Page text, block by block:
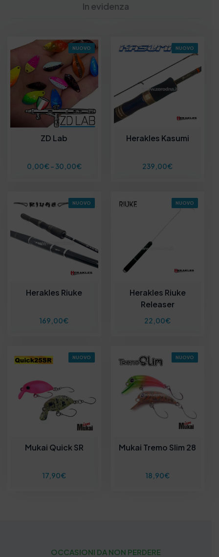
In evidenza
NUOVO
ZD Lab
0,00€- 30,00€F
i
a
r
e
z
z
d
€
a
0
NUOVO
Herakles Kasumi
239,00€
NUOVO
Herakles Riuke
169,00€
NUOVO
Herakles Riuke
Releaser
22,00€
NUOVO
Mukai Quick SR
17,90€
NUOVO
Mukai Tremo Slim 28
18,90€
OCCASIONI DA NON PERDERE